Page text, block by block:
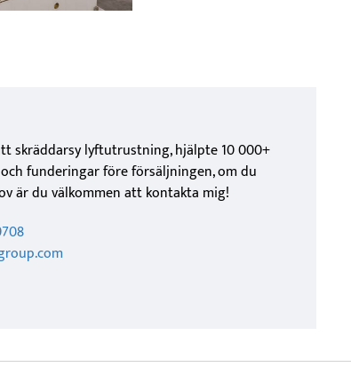
skräddarsy lyftutrustning, hjälpte 10 000+
funderingar före försäljningen, om du
är du välkommen att kontakta mig!